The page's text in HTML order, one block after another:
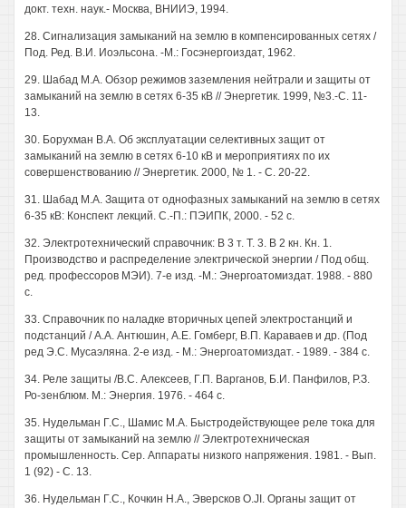
докт. техн. наук.- Москва, ВНИИЭ, 1994.
28. Сигнализация замыканий на землю в компенсированных сетях /
Под. Ред. В.И. Иоэльсона. -М.: Госэнергоиздат, 1962.
29. Шабад М.А. Обзор режимов заземления нейтрали и защиты от
замыканий на землю в сетях 6-35 кВ // Энергетик. 1999, №3.-С. 11-
13.
30. Борухман В.А. Об эксплуатации селективных защит от
замыканий на землю в сетях 6-10 кВ и мероприятиях по их
совершенствованию // Энергетик. 2000, № 1. - С. 20-22.
31. Шабад М.А. Защита от однофазных замыканий на землю в сетях
6-35 кВ: Конспект лекций. С.-П.: ПЭИПК, 2000. - 52 с.
32. Электротехнический справочник: В 3 т. Т. 3. В 2 кн. Кн. 1.
Производство и распределение электрической энергии / Под общ.
ред. профессоров МЭИ). 7-е изд. -М.: Энергоатомиздат. 1988. - 880
с.
33. Справочник по наладке вторичных цепей электростанций и
подстанций / А.А. Антюшин, А.Е. Гомберг, В.П. Караваев и др. (Под
ред Э.С. Мусаэляна. 2-е изд. - М.: Энергоатомиздат. - 1989. - 384 с.
34. Реле защиты /B.C. Алексеев, Г.П. Варганов, Б.И. Панфилов, Р.З.
Ро-зенблюм. М.: Энергия. 1976. - 464 с.
35. Нудельман Г.С., Шамис М.А. Быстродействующее реле тока для
защиты от замыканий на землю // Электротехническая
промышленность. Сер. Аппараты низкого напряжения. 1981. - Вып.
1 (92) - С. 13.
36. Нудельман Г.С., Кочкин Н.А., Эверсков O.JI. Органы защит от